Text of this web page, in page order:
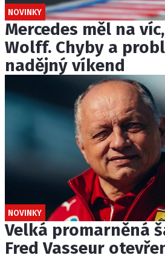
NOVINKY
Mercedes měl na
Wolff. Chyby a
nadějný víkend
NOVINKY
Velká promarněná
Fred Vasseur